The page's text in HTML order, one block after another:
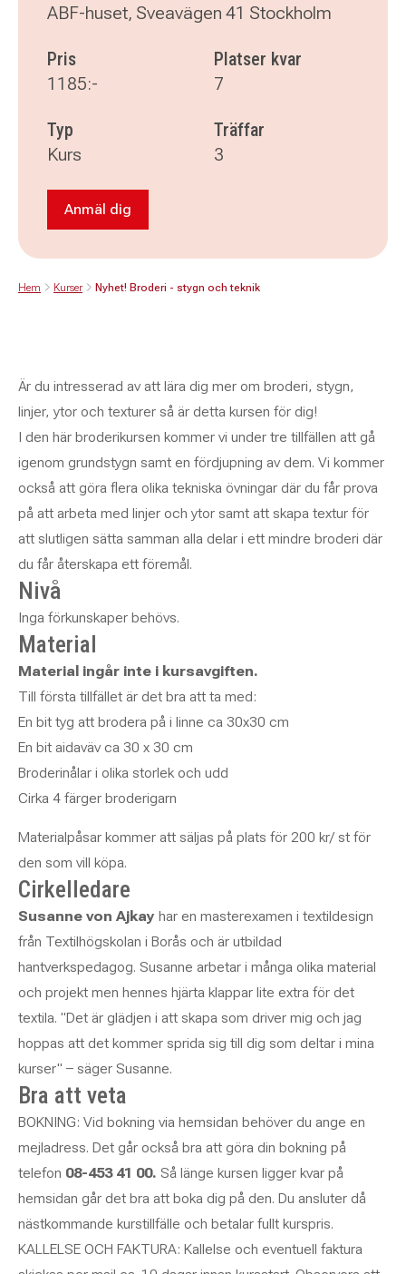
ABF-huset, Sveavägen 41 Stockholm
Pris
1185:-
Platser kvar
7
Typ
Kurs
Träffar
3
Anmäl dig till Nyhet! Broderi - stygn och teknik
Anmäl dig
Hem Kurser Nyhet! Broderi - stygn och teknik
Är du intresserad av att lära dig mer om broderi, stygn,
linjer, ytor och texturer så är detta kursen för dig!
I den här broderikursen kommer vi under tre tillfällen att gå
igenom grundstygn samt en fördjupning av dem. Vi kommer
också att göra flera olika tekniska övningar där du får prova
på att arbeta med linjer och ytor samt att skapa textur för
att slutligen sätta samman alla delar i ett mindre broderi där
du får återskapa ett föremål.
Nivå
Inga förkunskaper behövs.
Material
Material ingår inte i kursavgiften.
Till första tillfället är det bra att ta med:
En bit tyg att brodera på i linne ca 30x30 cm
En bit aidaväv ca 30 x 30 cm
Broderinålar i olika storlek och udd
Cirka 4 färger broderigarn
Materialpåsar kommer att säljas på plats för 200 kr/ st för
den som vill köpa.
Cirkelledare
Susanne von Ajkay har en masterexamen i textildesign
från Textilhögskolan i Borås och är utbildad
hantverkspedagog. Susanne arbetar i många olika material
och projekt men hennes hjärta klappar lite extra för det
textila. "Det är glädjen i att skapa som driver mig och jag
hoppas att det kommer sprida sig till dig som deltar i mina
kurser" – säger Susanne.
Bra att veta
BOKNING: Vid bokning via hemsidan behöver du ange en
mejladress. Det går också bra att göra din bokning på
telefon 08-453 41 00. Så länge kursen ligger kvar på
hemsidan går det bra att boka dig på den. Du ansluter då
nästkommande kurstillfälle och betalar fullt kurspris.
KALLELSE OCH FAKTURA: Kallelse och eventuell faktura